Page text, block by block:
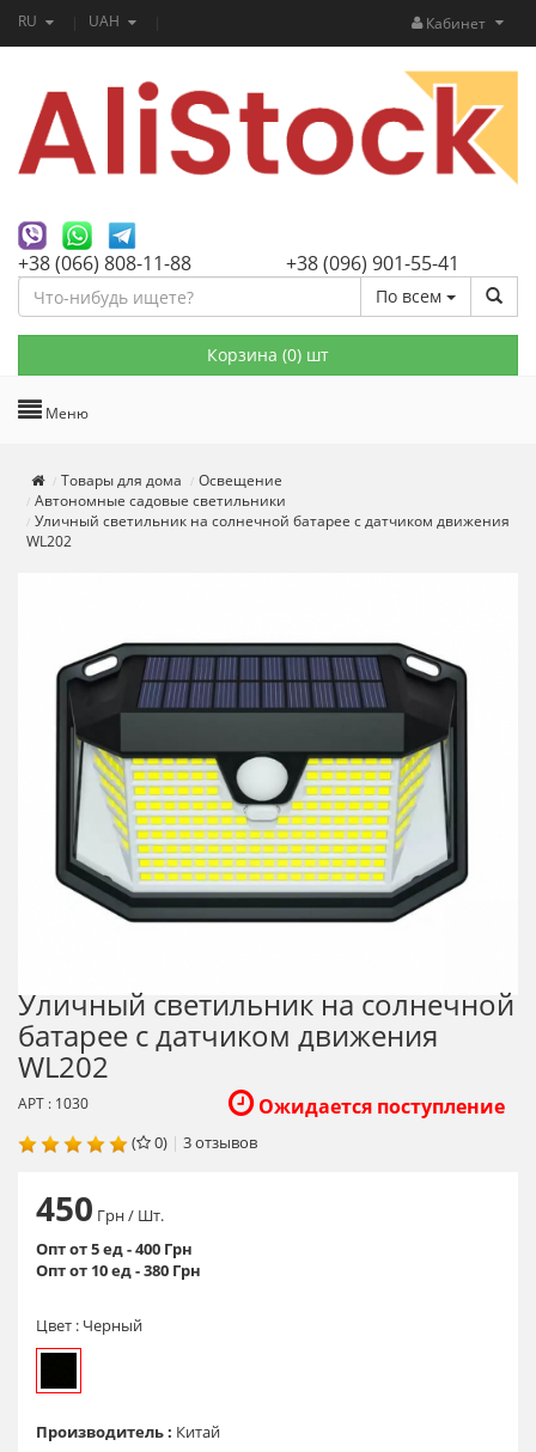
RU UAH Кабинет
+38 (066) 808-11-88 +38 (096) 901-55-41
По всем
Корзина (0) шт
Меню
Товары для дома
Освещение
Автономные садовые светильники
Уличный светильник на солнечной батарее с датчиком движения
WL202
Уличный светильник на солнечной
батарее с датчиком движения
WL202
Ожидается поступление
АРТ : 1030
( 0) | 3отзывов
450 Грн/ Шт.
Опт от 5 ед - 400 Грн
Опт от 10 ед - 380 Грн
Цвет : Черный
Производитель : Китай